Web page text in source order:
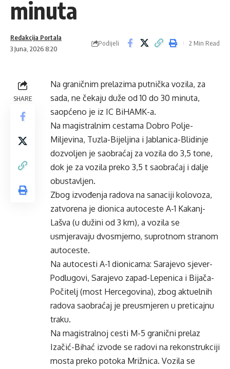
minuta
3 Juna, 2026 8:20
Redakcija Portala
Podijeli 2 Min Read
SHARE
Na graničnim prelazima putnička vozila, za
sada, ne čekaju duže od 10 do 30 minuta,
saopćeno je iz IC BiHAMK-a.
Na magistralnim cestama Dobro Polje-
Miljevina, Tuzla-Bijeljina i Jablanica-Blidinje
dozvoljen je saobraćaj za vozila do 3,5 tone,
dok je za vozila preko 3,5 t saobraćaj i dalje
obustavljen.
Zbog izvođenja radova na sanaciji kolovoza,
zatvorena je dionica autoceste A-1 Kakanj-
Lašva (u dužini od 3 km), a vozila se
usmjeravaju dvosmjerno, suprotnom stranom
autoceste.
Na autocesti A-1 dionicama: Sarajevo sjever-
Podlugovi, Sarajevo zapad-Lepenica i Bijača-
Počitelj (most Hercegovina), zbog aktuelnih
radova saobraćaj je preusmjeren u preticajnu
traku.
Na magistralnoj cesti M-5 granični prelaz
Izačić-Bihać izvode se radovi na rekonstrukciji
mosta preko potoka Mrižnica. Vozila se